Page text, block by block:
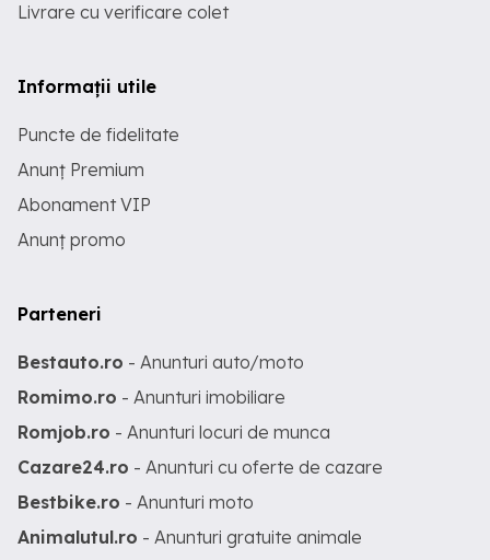
Livrare cu verificare colet
Informații utile
Puncte de fidelitate
Anunț Premium
Abonament VIP
Anunț promo
Parteneri
Bestauto.ro - Anunturi auto/moto
Romimo.ro - Anunturi imobiliare
Romjob.ro - Anunturi locuri de munca
Cazare24.ro - Anunturi cu oferte de cazare
Bestbike.ro - Anunturi moto
Animalutul.ro - Anunturi gratuite animale